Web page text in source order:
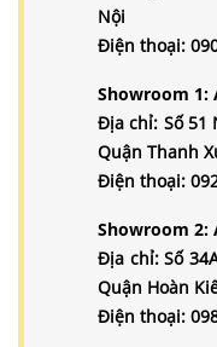
Nội
Điện thoại:
Showroom 1:
Địa chỉ: Số 51
Quận Thanh
Điện thoại:
Showroom 2:
Địa chỉ: Số
Quận Hoàn
Điện thoại: